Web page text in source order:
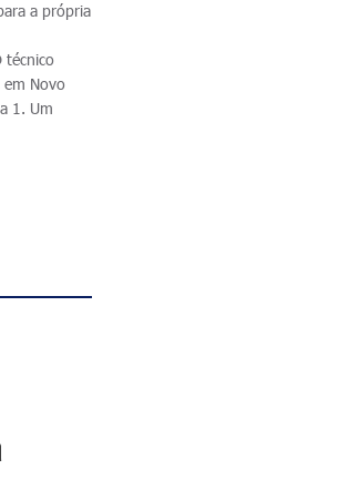
a própria
técnico
Novo
1. Um